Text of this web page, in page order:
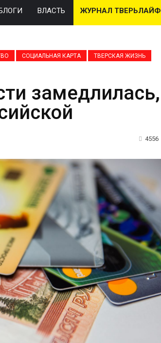
ВЛАСТЬ ЖУРНАЛ ТВЕРЬЛАЙФ
СОЦИАЛЬНАЯ КАРТА
ТВЕРСКАЯ ЖИЗНЬ
замедлилась,
4556